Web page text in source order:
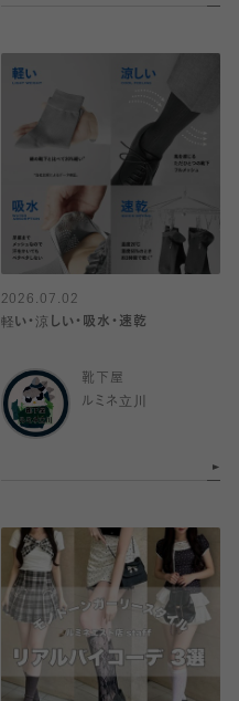
2026.07.02
軽い・涼しい・吸水・速乾
靴下屋
ルミネ立川